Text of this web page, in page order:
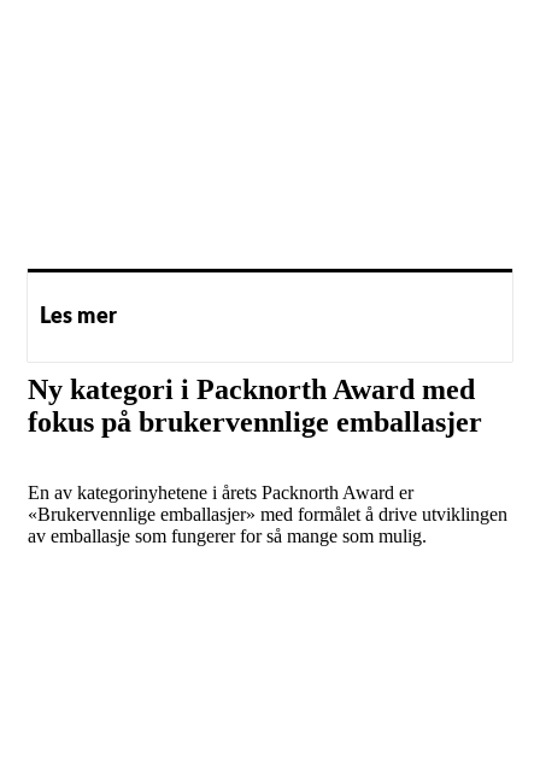
Les mer
Ny kategori i Packnorth Award med
fokus på brukervennlige emballasjer
En av kategorinyhetene i årets Packnorth Award er
«Brukervennlige emballasjer» med formålet å drive utviklingen
av emballasje som fungerer for så mange som mulig.